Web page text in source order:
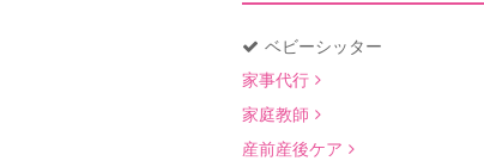
ベビーシッター
家事代行
家庭教師
産前産後ケア